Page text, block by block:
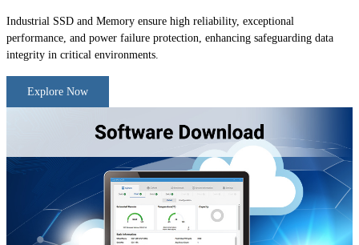
Industrial SSD and Memory ensure high reliability, exceptional
performance, and power failure protection, enhancing safeguarding data
integrity in critical environments.
Explore Now